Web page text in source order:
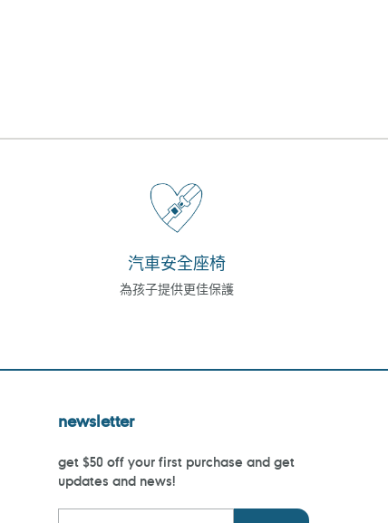
汽車安全座椅
為孩子提供更佳保護
newsletter
get $50 off your first purchase and get
updates and news!